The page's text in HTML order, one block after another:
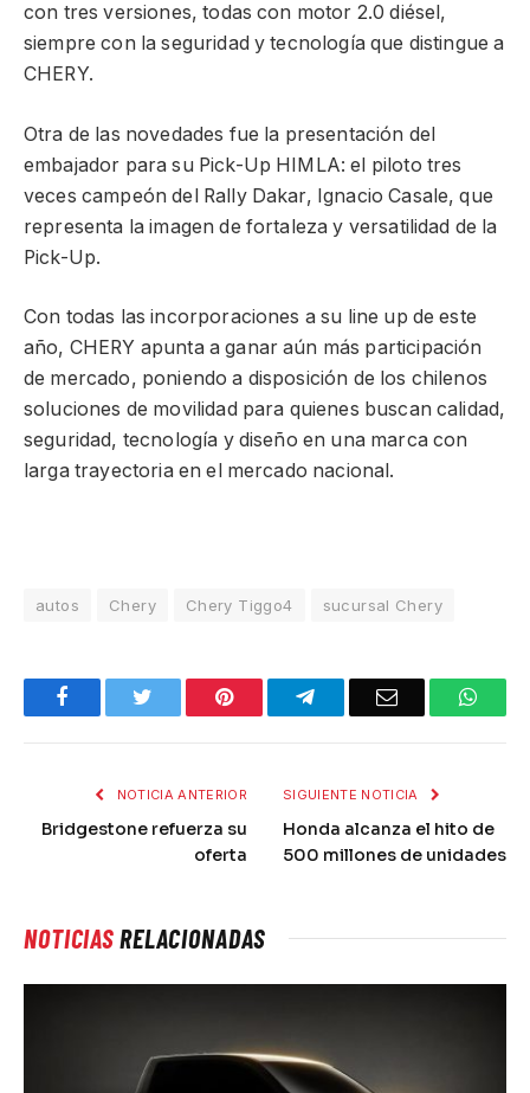
con tres versiones, todas con motor 2.0 diésel,
siempre con la seguridad y tecnología que distingue a
CHERY.
Otra de las novedades fue la presentación del
embajador para su Pick-Up HIMLA: el piloto tres
veces campeón del Rally Dakar, Ignacio Casale, que
representa la imagen de fortaleza y versatilidad de la
Pick-Up.
Con todas las incorporaciones a su line up de este
año, CHERY apunta a ganar aún más participación
de mercado, poniendo a disposición de los chilenos
soluciones de movilidad para quienes buscan calidad,
seguridad, tecnología y diseño en una marca con
larga trayectoria en el mercado nacional.
autos Chery Chery Tiggo4 sucursal Chery
Facebook Pinterest TelegramEmail
NOTICIA ANTERIOR
Bridgestone refuerza su
oferta
SIGUIENTE NOTICIA
Honda alcanza el hito de
500 millones de unidades
NOTICIASRELACIONADAS